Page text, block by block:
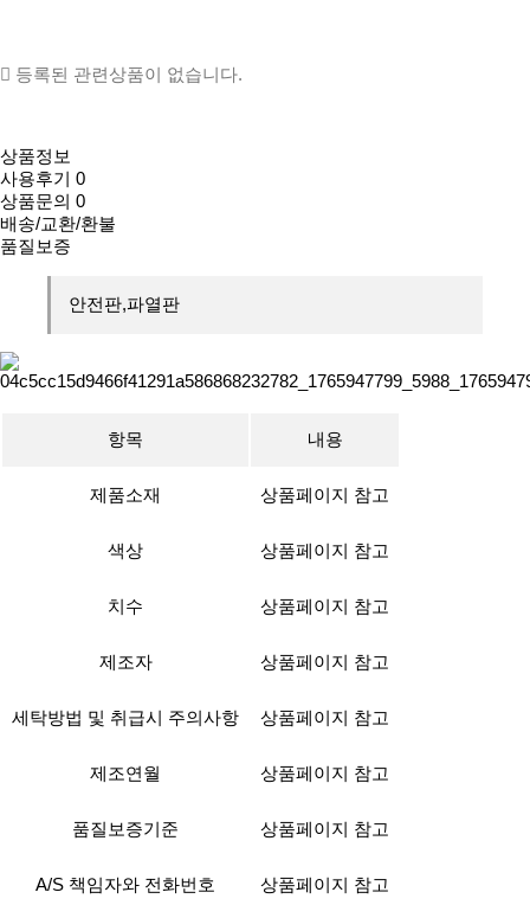
등록된 관련상품이 없습니다.
상품정보
사용후기 0
상품문의 0
배송/교환/환불
품질보증
안전판,파열판
항목 내용
제품소재 상품페이지 참고
색상 상품페이지 참고
치수 상품페이지 참고
제조자 상품페이지 참고
세탁방법 및 취급시 주의사항 상품페이지 참고
제조연월 상품페이지 참고
품질보증기준 상품페이지 참고
A/S 책임자와 전화번호
상품페이지 참고